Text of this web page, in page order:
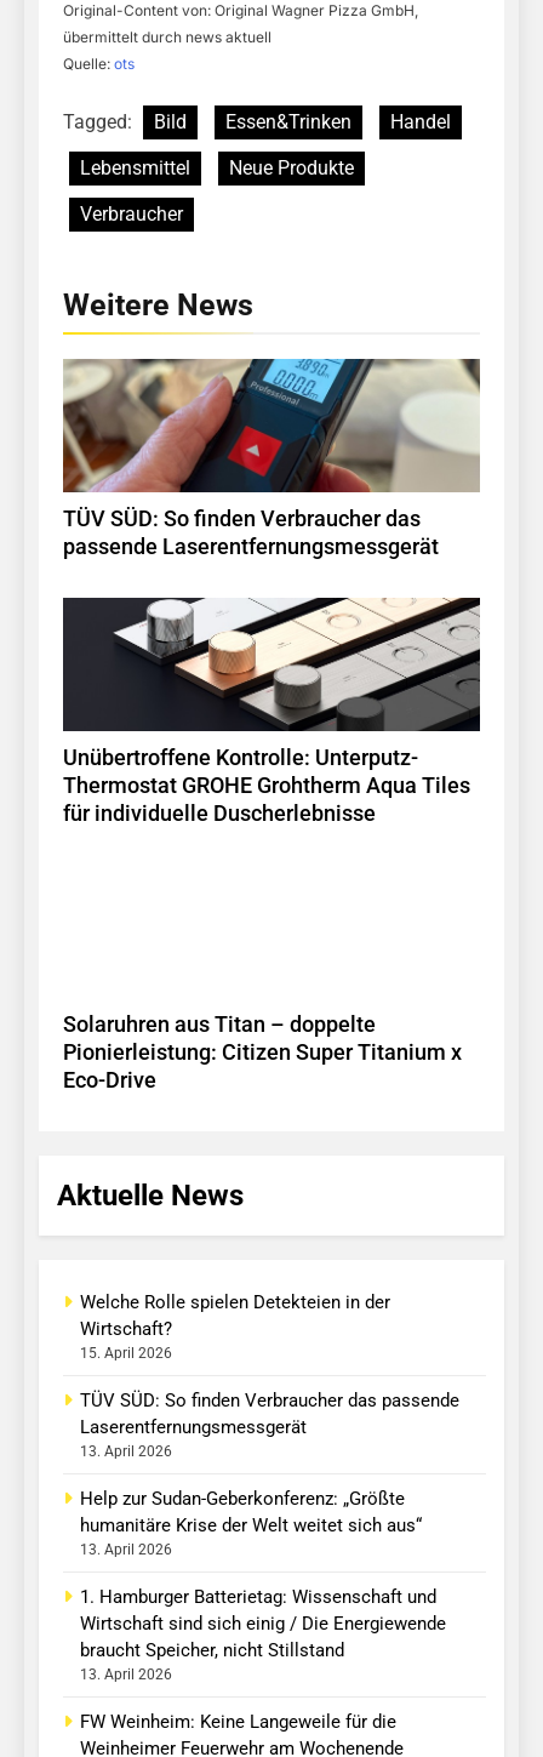
Original-Content von: Original Wagner Pizza GmbH,
übermittelt durch news aktuell
Quelle: ots
Tagged: Bild Essen&Trinken
Handel
Lebensmittel
Neue Produkte
Verbraucher
Weitere News
TÜV SÜD: So finden Verbraucher das
passende Laserentfernungsmessgerät
Unübertroffene Kontrolle: Unterputz-
Thermostat GROHE Grohtherm Aqua Tiles
für individuelle Duscherlebnisse
Solaruhren aus Titan – doppelte
Pionierleistung: Citizen Super Titanium x
Eco-Drive
Aktuelle News
Welche Rolle spielen Detekteien in der
Wirtschaft?
15. April 2026
TÜV SÜD: So finden Verbraucher das passende
Laserentfernungsmessgerät
13. April 2026
Help zur Sudan-Geberkonferenz: „Größte
humanitäre Krise der Welt weitet sich aus“
13. April 2026
1. Hamburger Batterietag: Wissenschaft und
Wirtschaft sind sich einig / Die Energiewende
braucht Speicher, nicht Stillstand
13. April 2026
FW Weinheim: Keine Langeweile für die
Weinheimer Feuerwehr am Wochenende